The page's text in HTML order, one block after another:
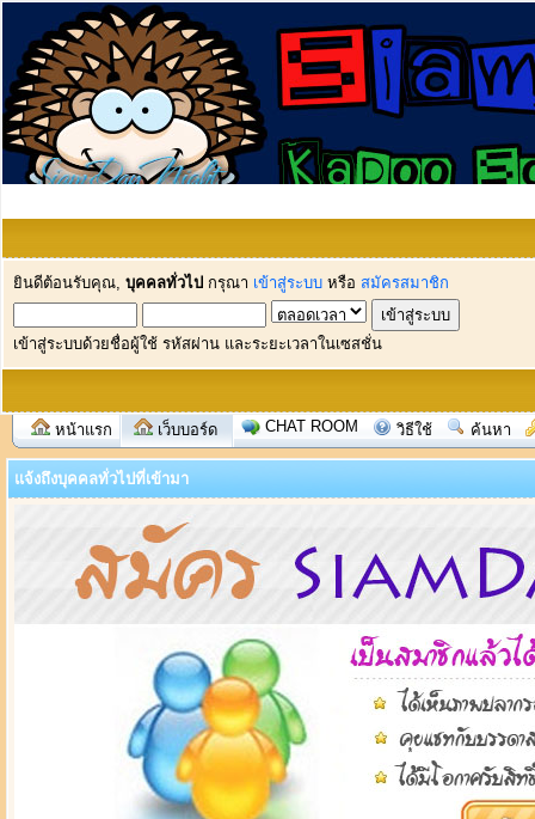
ยินดีต้อนรับคุณ, บุคคลทั่วไป กรุณา เข้าสู่ระบบ หรือ สมัครสมาชิก
เข้าสู่ระบบด้วยชื่อผู้ใช้ รหัสผ่าน และระยะเวลาในเซสชั่น
หน้าแรก เว็บบอร์ด CHAT ROOM วิธีใช้ ค้นหา
แจ้งถึงบุคคลทั่วไปที่เข้ามา